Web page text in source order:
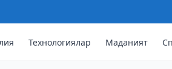
Технологиялар Маданият